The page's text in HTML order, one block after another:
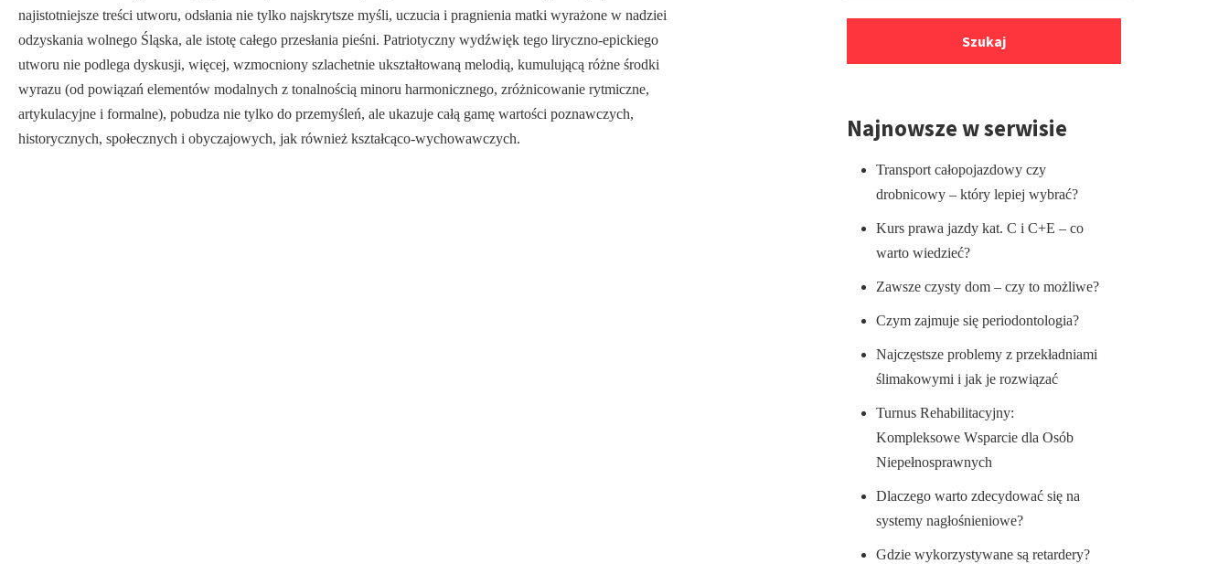
najistotniejsze treści utworu, odsłania nie tylko najskrytsze myśli, uczucia i pragnie­nia matki wyrażone w nadziei
odzyskania wolnego Śląska, ale istotę całego przes­łania pieśni. Patriotyczny wydźwięk tego liryczno-epickiego
utworu nie podlega dyskusji, więcej, wzmocniony szlachetnie ukształtowaną melodią, kumulującą róż­ne środki
wyrazu (od powiązań elementów modalnych z tonalnością minoru harmo­nicznego, zróżnicowanie rytmiczne,
artykulacyjne i formalne), pobudza nie tylko do przemyśleń, ale ukazuje całą gamę wartości poznawczych,
historycznych, spo­łecznych i obyczajowych, jak również kształcąco-wychowawczych.
Najnowsze w serwisie
Transport całopojazdowy czy
drobnicowy – który lepiej wybrać?
Kurs prawa jazdy kat. C i C+E – co
warto wiedzieć?
Zawsze czysty dom – czy to możliwe?
Czym zajmuje się periodontologia?
Najczęstsze problemy z przekładniami
ślimakowymi i jak je rozwiązać
Turnus Rehabilitacyjny:
Kompleksowe Wsparcie dla Osób
Niepełnosprawnych
Dlaczego warto zdecydować się na
systemy nagłośnieniowe?
Gdzie wykorzystywane są retardery?